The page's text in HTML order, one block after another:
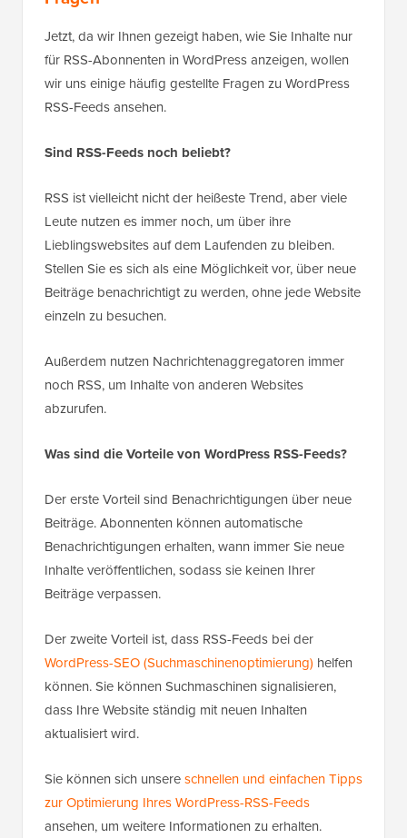
Jetzt, da wir Ihnen gezeigt haben, wie Sie Inhalte nur
für RSS-Abonnenten in WordPress anzeigen, wollen
wir uns einige häufig gestellte Fragen zu WordPress
RSS-Feeds ansehen.
Sind RSS-Feeds noch beliebt?
RSS ist vielleicht nicht der heißeste Trend, aber viele
Leute nutzen es immer noch, um über ihre
Lieblingswebsites auf dem Laufenden zu bleiben.
Stellen Sie es sich als eine Möglichkeit vor, über neue
Beiträge benachrichtigt zu werden, ohne jede Website
einzeln zu besuchen.
Außerdem nutzen Nachrichtenaggregatoren immer
noch RSS, um Inhalte von anderen Websites
abzurufen.
Was sind die Vorteile von WordPress RSS-Feeds?
Der erste Vorteil sind Benachrichtigungen über neue
Beiträge.Abonnenten können automatische
Benachrichtigungen erhalten, wann immer Sie neue
Inhalte veröffentlichen, sodass sie keinen Ihrer
Beiträge verpassen.
Der zweite Vorteil ist, dass RSS-Feeds bei der
WordPress-SEO (Suchmaschinenoptimierung) helfen
können. Sie können Suchmaschinen signalisieren,
dass Ihre Website ständig mit neuen Inhalten
aktualisiert wird.
Sie können sich unsereschnellen und einfachen Tipps
zur Optimierung Ihres WordPress-RSS-Feeds
ansehen, um weitere Informationen zu erhalten.